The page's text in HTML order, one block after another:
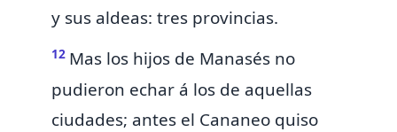
y sus aldeas: tres provincias.
12 Mas los hijos de Manasés no
pudieron echar á los de aquellas
ciudades; antes el Cananeo quiso